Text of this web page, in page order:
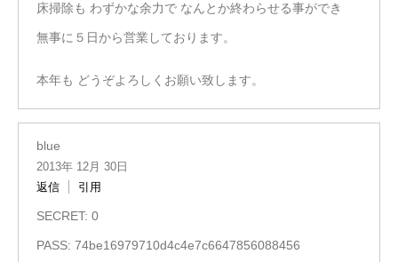
床掃除も わずかな余力で なんとか終わらせる事ができ
無事に５日から営業しております。
本年も どうぞよろしくお願い致します。
blue
2013年 12月 30日
返信
引用
SECRET: 0
PASS: 74be16979710d4c4e7c6647856088456